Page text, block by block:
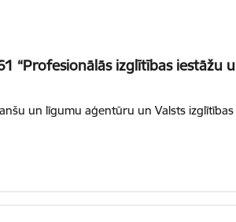
izglītības iestāžu
un līgumu aģentūru un Valsts